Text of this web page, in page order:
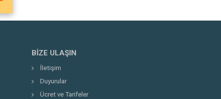
BIZE ULAŞIN
İletişim
Duyurular
Ücret ve Tarifeler